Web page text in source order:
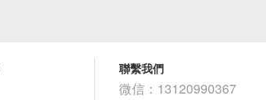
聯繫我們
微信：13120990367